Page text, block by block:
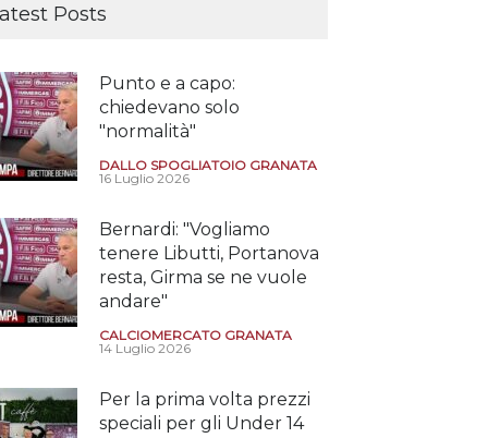
Posts
Punto e a capo:
chiedevano solo
"normalità"
DALLO SPOGLIATOIO GRANATA
16 Luglio 2026
Bernardi: "Vogliamo
tenere Libutti, Portanova
resta, Girma se ne vuole
andare"
CALCIOMERCATO GRANATA
14 Luglio 2026
Per la prima volta prezzi
speciali per gli Under 14